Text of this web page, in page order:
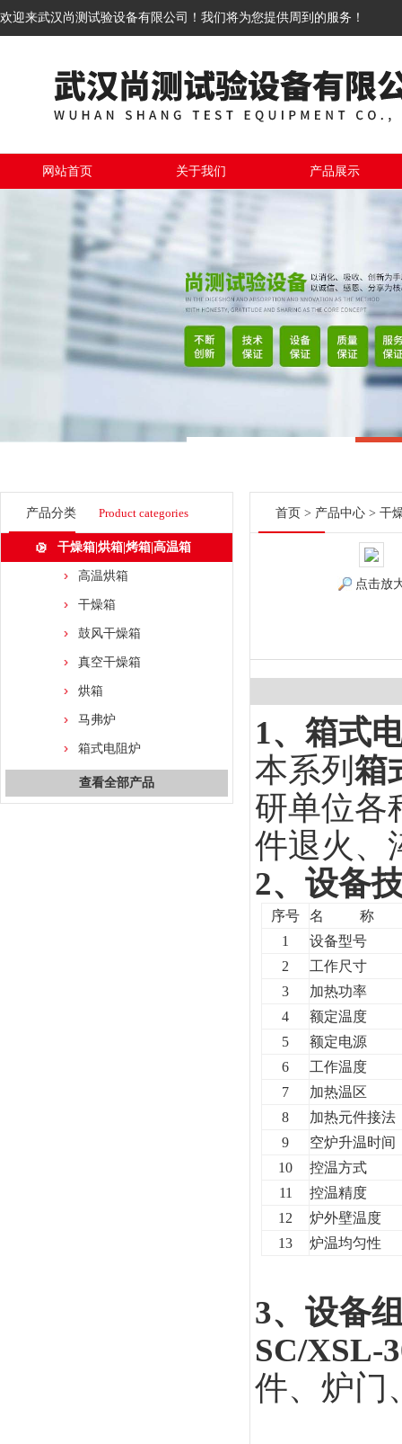
欢迎来武汉尚测试验设备有限公司！我们将为您提供周到的服务！
网站首页 关于我们 产品展示
产品分类 Product categories
干燥箱|烘箱|烤箱|高温箱
高温烘箱
干燥箱
鼓风干燥箱
真空干燥箱
烘箱
马弗炉
箱式电阻炉
查看全部产品
首页 > 产品中心 > 干
点击放
1、 箱式
本系列 箱
研单位各
件退火、
2、设备
序号
名 称
1
设备型号
2
工作尺寸
3
加热功率
4
额定温度
5
额定电源
6
工作温度
7
加热温区
8
加热元件接法
9
空炉升温时间
10
控温方式
11
控温精度
12
炉外壁温度
13
炉温均匀性
3、设备
SC/XSL-
件、炉门